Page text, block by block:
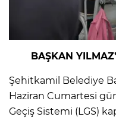
BAŞKAN
Şehitkamil Belediye
Haziran Cumartesi
Geçiş Sistemi (LGS)